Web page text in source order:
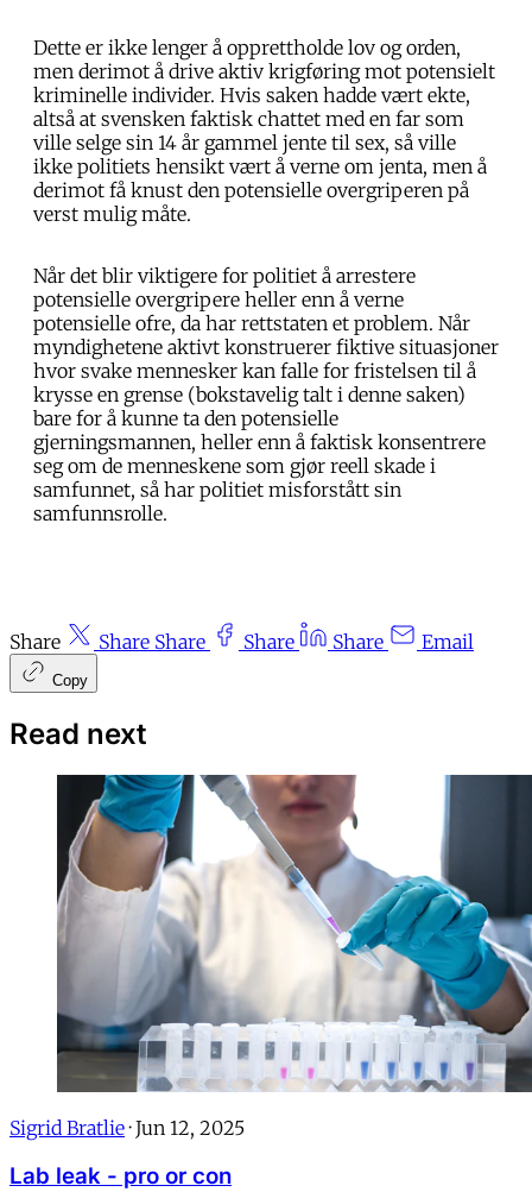
Dette er ikke lenger å opprettholde lov og orden,
men derimot å drive aktiv krigføring mot potensielt
kriminelle individer. Hvis saken hadde vært ekte,
altså at svensken faktisk chattet med en far som
ville selge sin 14 år gammel jente til sex, så ville
ikke politiets hensikt vært å verne om jenta, men å
derimot få knust den potensielle overgriperen på
verst mulig måte.
Når det blir viktigere for politiet å arrestere
potensielle overgripere heller enn å verne
potensielle ofre, da har rettstaten et problem. Når
myndighetene aktivt konstruerer fiktive situasjoner
hvor svake mennesker kan falle for fristelsen til å
krysse en grense (bokstavelig talt i denne saken)
bare for å kunne ta den potensielle
gjerningsmannen, heller enn å faktisk konsentrere
seg om de menneskene som gjør reell skade i
samfunnet, så har politiet misforstått sin
samfunnsrolle.
Share Share Share Share Share Email
Copy
Read next
Sigrid Bratlie · Jun 12, 2025
Lab leak - pro or con